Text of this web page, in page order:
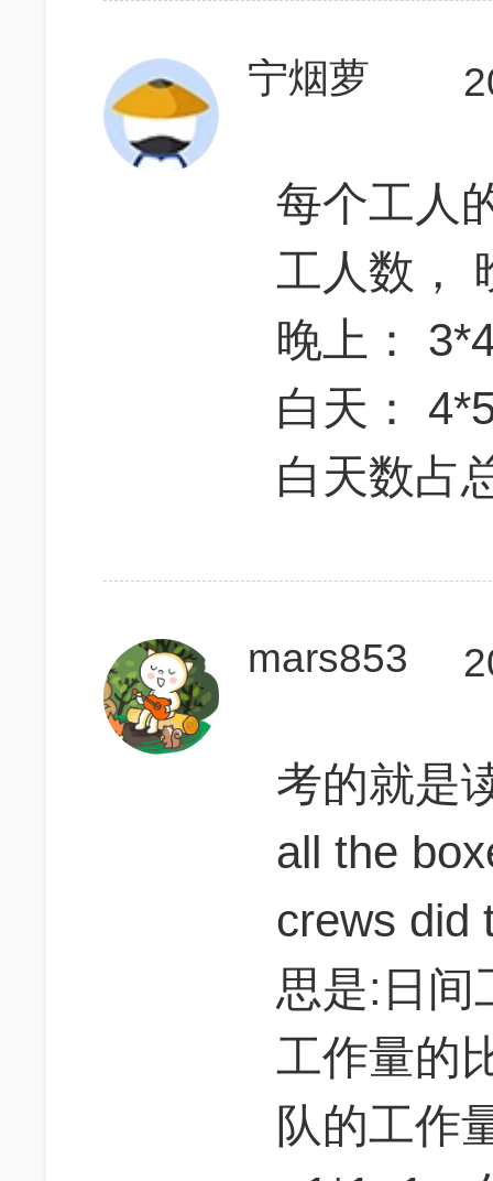
宁烟萝
每个工人
工人数，
晚上：
白天：
白天数占
mars853
考的就是
all the
crews did
思是:日间
工作量的
队的工作